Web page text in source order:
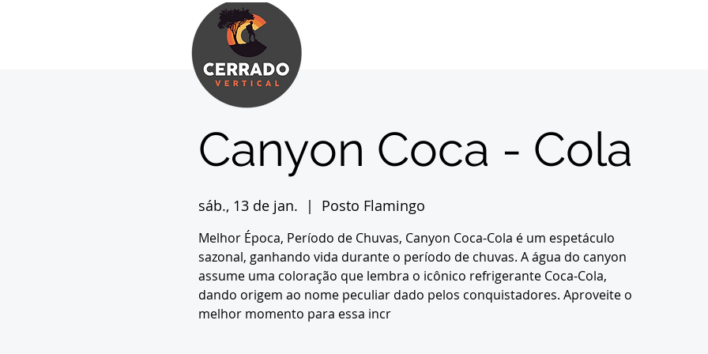
Canyon Coca - Cola
sáb., 13 de jan.
  |
Posto Flamingo
Melhor Época, Período de Chuvas, Canyon Coca-Cola é um espetáculo
sazonal, ganhando vida durante o período de chuvas. A água do canyon
assume uma coloração que lembra o icônico refrigerante Coca-Cola,
dando origem ao nome peculiar dado pelos conquistadores. Aproveite o
melhor momento para essa incr